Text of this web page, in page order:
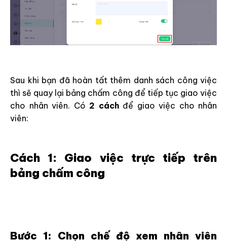
Sau khi bạn đã hoàn tất thêm danh sách công việc
thì sẽ quay lại bảng chấm công để tiếp tục giao việc
cho nhân viên. Có 2 cáchđể giao việc cho nhân
viên:
Cách 1: Giao việc trực tiếp trên
bảng chấm công
Bước 1: Chọn chế độ xem nhân viên